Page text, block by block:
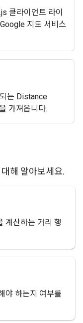
클라이언트 라이
지도 서비스
는 Distance
가져옵니다.
해 알아보세요.
계산하는 거리 행
야 하는지 여부를